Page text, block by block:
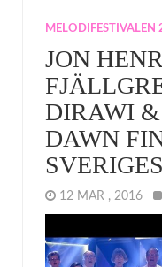
MELODIFESTIVALEN
JON
DIRAWI
DAWN
12 MAR , 2016